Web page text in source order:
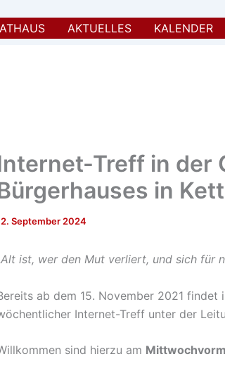
AKTUELLES KALENDER
Treff in der
in
September 2024
Alt ist, wer den Mut verliert, und sich für
ab dem 15. November 2021
Internet-Treff unter der
sind hierzu am